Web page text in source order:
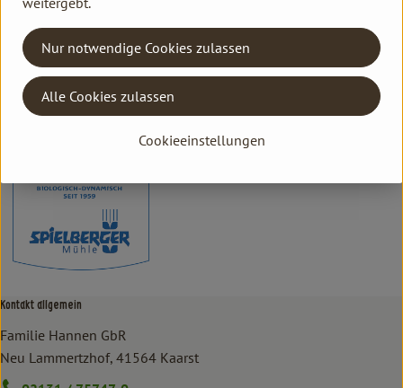
Hersteller: Spielberger Mühle
DV
Kontakt allgemein
Familie Hannen GbR
Neu Lammertzhof, 41564 Kaarst
Cookieeinstellungen
Nur notwendige Cookies zulassen
Alle Cookies zulassen